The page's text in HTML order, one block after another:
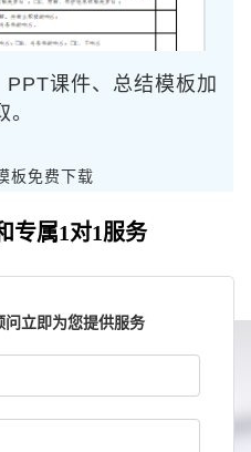
课件、总结模板加
板免费下载
专属1对1服务
立即为您提供服务